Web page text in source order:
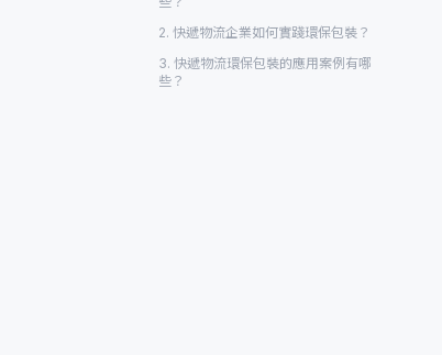
2. 快遞物流企業如何實踐環保包裝？
3. 快遞物流環保包裝的應用案例有哪
些？